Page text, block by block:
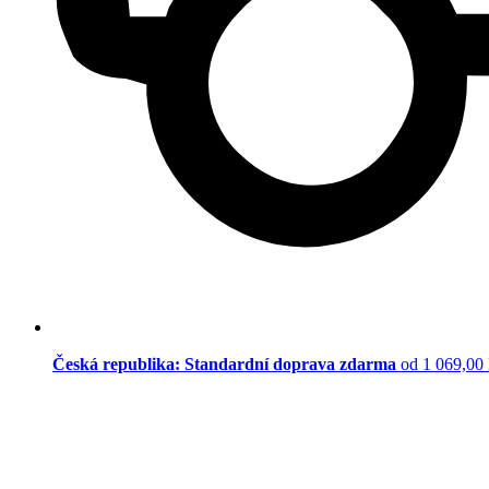
Česká republika: Standardní doprava zdarma od 1 069,00